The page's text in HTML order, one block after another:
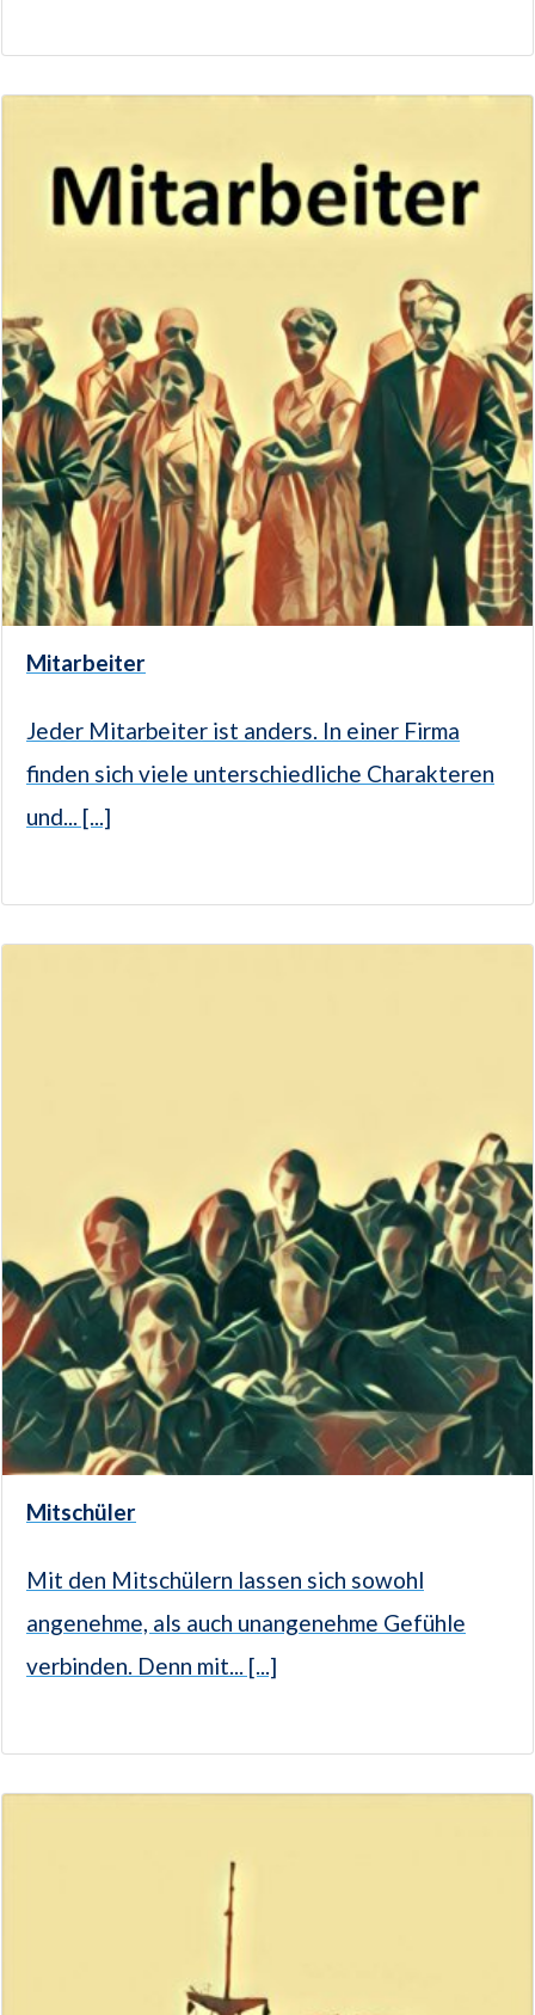
Mitarbeiter
Jeder Mitarbeiter ist anders. In einer Firma
finden sich viele unterschiedliche Charakteren
und... [...]
Mitschüler
Mit den Mitschülern lassen sich sowohl
angenehme, als auch unangenehme Gefühle
verbinden. Denn mit... [...]